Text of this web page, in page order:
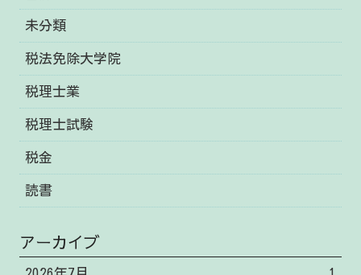
未分類
税法免除大学院
税理士業
税理士試験
税金
読書
アーカイブ